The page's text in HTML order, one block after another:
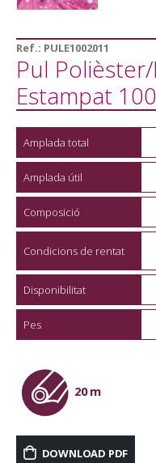
Ref.: PULE1002011
Pul
Estampat
Amplada total
Amplada útil
Composició
Condicions de rentat
Disponibilitat
Pes
20 m
DOWNLOAD PDF